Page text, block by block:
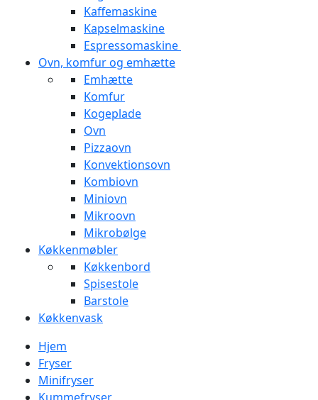
Kaffemaskine
Kapselmaskine
Espressomaskine
Ovn, komfur og emhætte
Emhætte
Komfur
Kogeplade
Ovn
Pizzaovn
Konvektionsovn
Kombiovn
Miniovn
Mikroovn
Mikrobølge
Køkkenmøbler
Køkkenbord
Spisestole
Barstole
Køkkenvask
Hjem
Fryser
Minifryser